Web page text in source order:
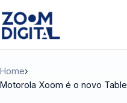
Home›
Motorola Xoom é o novo